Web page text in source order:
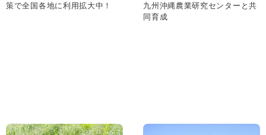
策で全国各地に利用拡大中！
九州沖縄農業研究センターと共
同育成